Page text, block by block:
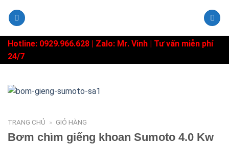
Hotline: 0929.966.628 | Zalo: Mr. Vinh | Tư vấn miễn phí
24/7
TRANG CHỦ » GIỎ HÀNG
Bơm chìm giếng khoan Sumoto 4.0 Kw